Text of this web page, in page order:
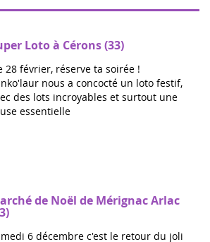
Vincent Thiébaut organisait avec
et Eva pour la vie le colloque "Dons
les cancers, maladies graves et
à l'...
Loto à Cérons (33)
28 février, réserve ta soirée !
nous a concocté un loto festif,
des lots incroyables et surtout une
essentielle
de Noël de Mérignac Arlac
6 décembre c'est le retour du joli